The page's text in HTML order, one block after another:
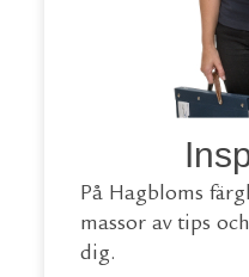
På Hagbloms
massor av tips
dig.